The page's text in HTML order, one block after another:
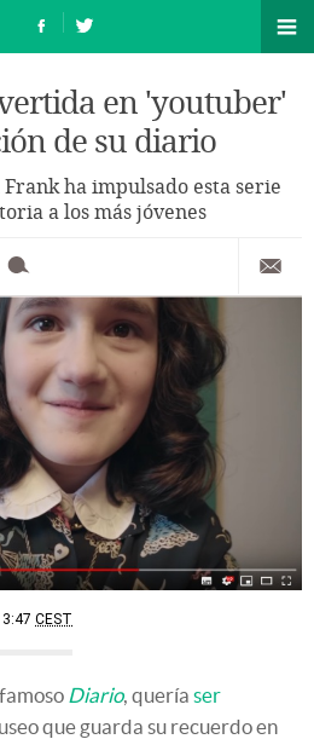
en 'youtuber'
de su diario
Frank ha impulsado esta serie
a los más jóvenes
CEST
Diario, quería ser
que guarda su recuerdo en